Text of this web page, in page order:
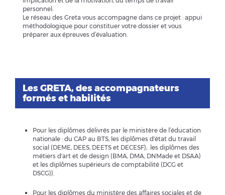
personnel.
Le réseau des Greta vous accompagne dans ce projet : appui
méthodologique pour constituer votre dossier et vous
préparer aux épreuves d’évaluation.
Les GRETA, des accompagnateurs
formés et habilités
Pour les diplômes délivrés par le ministère de l’éducation
nationale : du CAP au BTS, les diplômes d'état du travail
social (DEME, DEES, DEETS et DECESF), les diplômes des
métiers d'art et de design (BMA, DMA, DNMade et DSAA)
et les diplômes supérieurs de comptabilité (DCG et
DSCG)).
Pour les diplômes du ministère des affaires sociales et de